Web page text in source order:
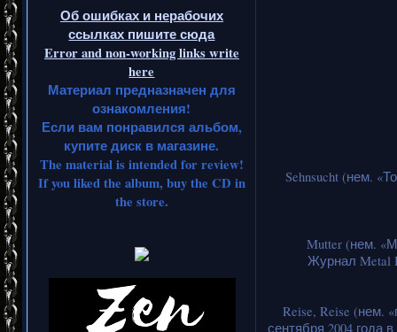
Об ошибках и нерабочих
ссылках пишите сюда
Error and non-working links write
here
Материал предназначен для
ознакомления!
Если вам понравился альбом,
купите диск в магазине.
The material is intended for review!
If you liked the album, buy the CD in
the store.
Sehnsucht (нем.
Mutter (нем.
Журнал Metal
Reise, Reise (нем.
сентября 2004 года